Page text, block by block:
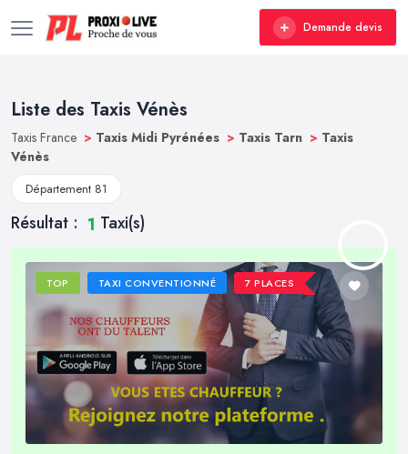
Demande devis
Liste des Taxis Vénès
Taxis France > Taxis Midi Pyrénées > Taxis Tarn > Taxis
Vénès
Département 81
Résultat : 1 Taxi(s)
TOP TAXI CONVENTIONNÉ 7 PLACES